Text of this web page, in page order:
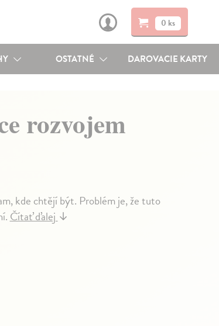
0 ks
OSTATNÉ DAROVACIE KARTY
rozvojem
kde chtějí být. Problém je, že tuto
Čítať ďalej↓